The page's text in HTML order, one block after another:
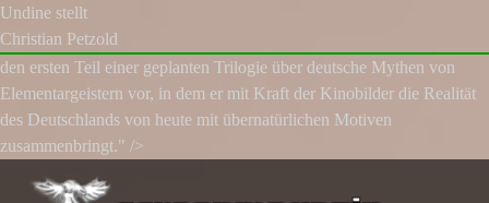
Undine stellt
Christian Petzold
den ersten Teil einer geplanten Trilogie über deutsche Mythen von
Elementargeistern vor, in dem er mit Kraft der Kinobilder die Realität
des Deutschlands von heute mit übernatürlichen Motiven
zusammenbringt." />